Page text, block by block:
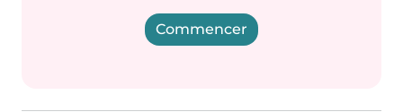
Commencer